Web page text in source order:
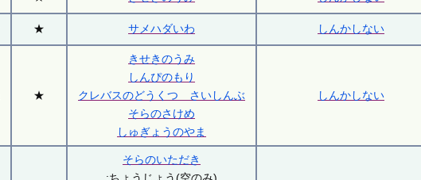
★ サメハダいわ しんかしない
★
きせきのうみ
しんぴのもり
クレバスのどうくつ さいしんぶ
そらのさけめ
しゅぎょうのやま
しんかしない
そらのいただき